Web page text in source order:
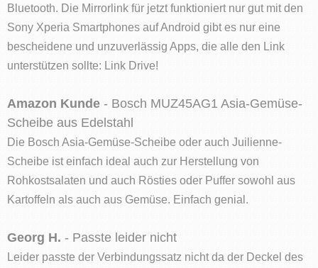
Bluetooth. Die Mirrorlink für jetzt funktioniert nur gut mit den
Sony Xperia Smartphones auf Android gibt es nur eine
bescheidene und unzuverlässig Apps, die alle den Link
unterstützen sollte: Link Drive!
Amazon Kunde - Bosch MUZ45AG1 Asia-Gemüse-
Scheibe aus Edelstahl
Die Bosch Asia-Gemüse-Scheibe oder auch Juilienne-
Scheibe ist einfach ideal auch zur Herstellung von
Rohkostsalaten und auch Rösties oder Puffer sowohl aus
Kartoffeln als auch aus Gemüse. Einfach genial.
Georg H. - Passte leider nicht
Leider passte der Verbindungssatz nicht da der Deckel des